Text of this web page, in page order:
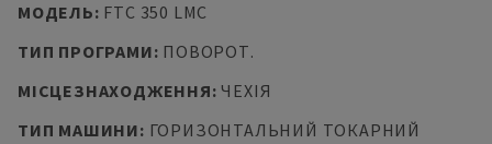
МОДЕЛЬ: FTC 350 LMC
ТИП ПРОГРАМИ: ПОВОРОТ.
МІСЦЕЗНАХОДЖЕННЯ:ЧЕХІЯ
ТИП МАШИНИ: ГОРИЗОНТАЛЬНИЙ ТОКАРНИЙ